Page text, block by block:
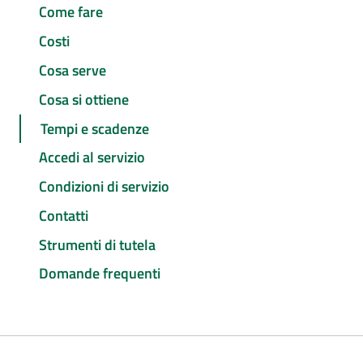
Come fare
Costi
Cosa serve
Cosa si ottiene
Tempi e scadenze
Accedi al servizio
Condizioni di servizio
Contatti
Strumenti di tutela
Domande frequenti